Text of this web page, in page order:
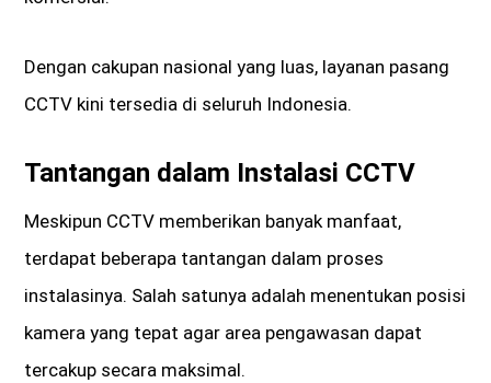
Dengan cakupan nasional yang luas, layanan pasang
CCTV kini tersedia di seluruh Indonesia.
Tantangan dalam Instalasi CCTV
Meskipun CCTV memberikan banyak manfaat,
terdapat beberapa tantangan dalam proses
instalasinya. Salah satunya adalah menentukan posisi
kamera yang tepat agar area pengawasan dapat
tercakup secara maksimal.